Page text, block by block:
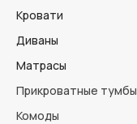
Кровати
Диваны
Матрасы
Прикроватные тумбы
Комоды